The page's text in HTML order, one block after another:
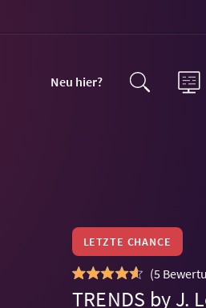
Neu hier?
LETZTE CHANCE
(5
TRENDS by J.